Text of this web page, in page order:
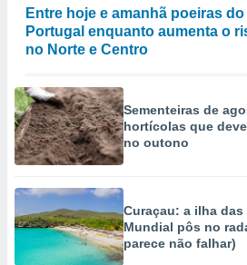
Entre hoje e amanhã poeiras
Portugal enquanto aumenta o
no Norte e Centro
Sementeiras de
hortícolas que
no outono
Curaçau: a ilha das
Mundial pôs no
parece não falhar)